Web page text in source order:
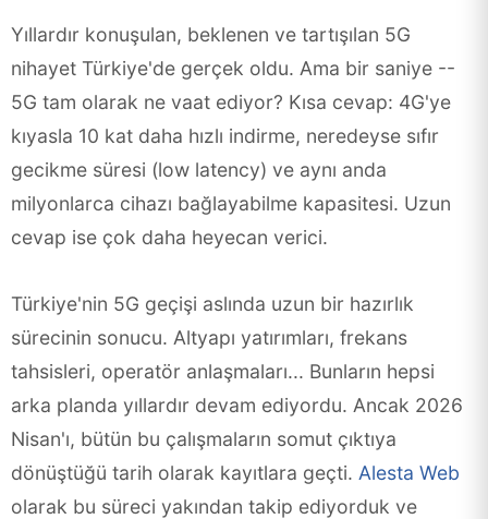
Yıllardır konuşulan, beklenen ve tartışılan 5G
nihayet Türkiye'de gerçek oldu. Ama bir saniye --
5G tam olarak ne vaat ediyor? Kısa cevap: 4G'ye
kıyasla 10 kat daha hızlı indirme, neredeyse sıfır
gecikme süresi (low latency) ve aynı anda
milyonlarca cihazı bağlayabilme kapasitesi. Uzun
cevap ise çok daha heyecan verici.
Türkiye'nin 5G geçişi aslında uzun bir hazırlık
sürecinin sonucu. Altyapı yatırımları, frekans
tahsisleri, operatör anlaşmaları... Bunların hepsi
arka planda yıllardır devam ediyordu. Ancak 2026
Nisan'ı, bütün bu çalışmaların somut çıktıya
dönüştüğü tarih olarak kayıtlara geçti. Alesta Web
olarak bu süreci yakından takip ediyorduk ve